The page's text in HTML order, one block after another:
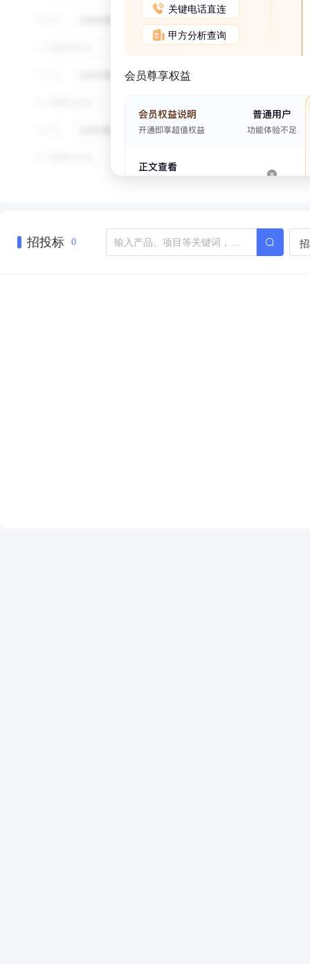
关键电话直连
甲方分析查询
会员尊享权益
招投标 0